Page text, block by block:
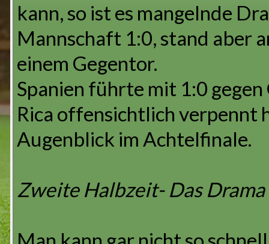
kann, so ist es mangelnde
Mannschaft 1:0, stand aber
einem Gegentor.
Spanien führte mit 1:0 gegen
Rica offensichtlich verpennt
Augenblick im Achtelfinale.
Zweite Halbzeit- Das